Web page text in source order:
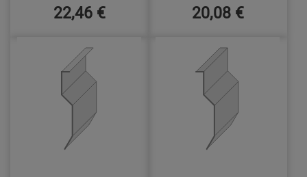
22,46 € 20,08 €